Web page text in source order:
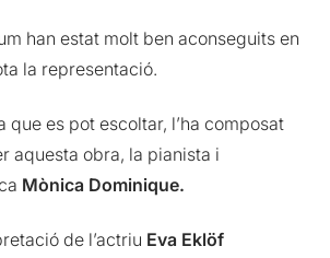
han estat molt ben aconseguits en
la representació.
que es pot escoltar, l’ha composat
aquesta obra, la pianista i
Mònica Dominique.
de l’actriu Eva Eklöf